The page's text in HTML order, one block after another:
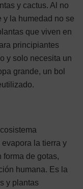
y cactus. Al no
y la humedad no se
que viven en
principiantes
y solo necesita un
grande, un bol
la tierra y
de gotas,
humana. Es la
y plantas